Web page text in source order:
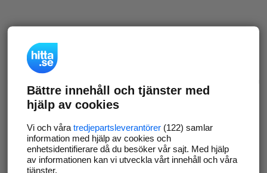
Bättre innehåll och tjänster med
hjälp av cookies
Vi och våra tredjepartsleverantörer(122) samlar
information med hjälp av cookies och
enhetsidentifierare då du besöker vår sajt. Med hjälp
av informationen kan vi utveckla vårt innehåll och våra
tjänster.